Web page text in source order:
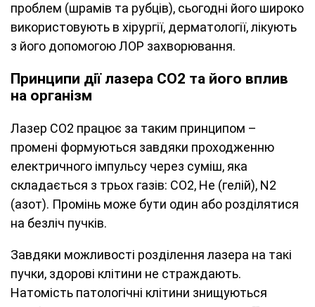
проблем (шрамів та рубців), сьогодні його широко
використовують в хірургії, дерматології, лікують
з його допомогою ЛОР захворювання.
Принципи дії лазера CO2 та його вплив
на організм
Лазер CO2 працює за таким принципом –
промені формуються завдяки проходженню
електричного імпульсу через суміш, яка
складається з трьох газів: CO2, He (гелій), N2
(азот). Промінь може бути один або розділятися
на безліч пучків.
Завдяки можливості розділення лазера на такі
пучки, здорові клітини не страждають.
Натомість патологічні клітини знищуються